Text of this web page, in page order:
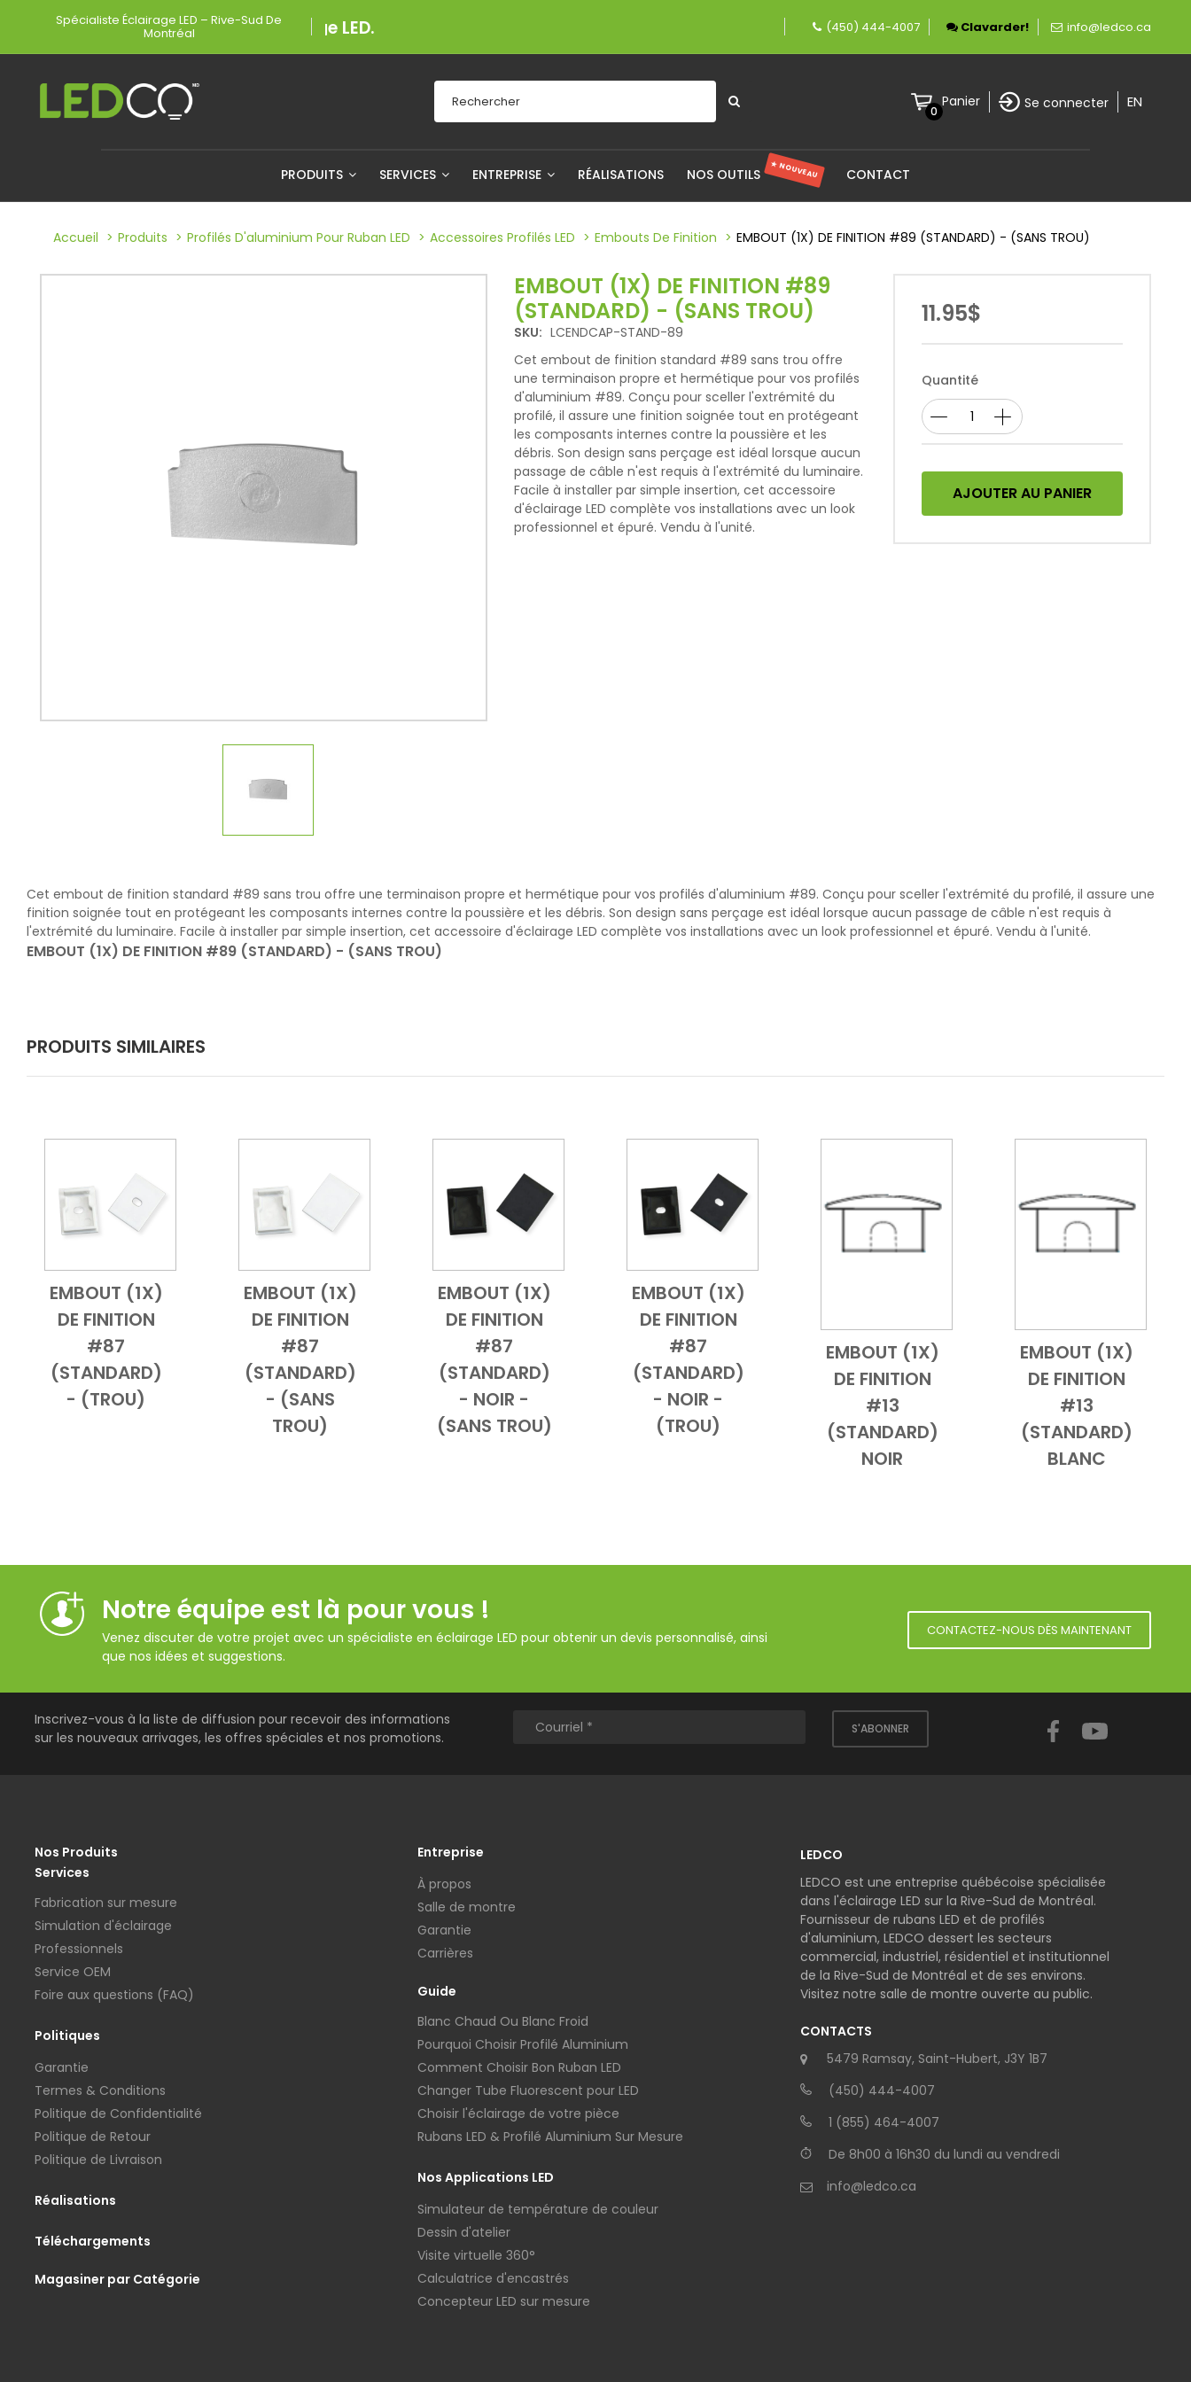
Spécialiste Éclairage LED – Rive-Sud De
Montréal Une entreprise fièrement canadienne spécialisée en
(450) 444-4007 Clavarder! info@ledco.ca
0
Panier Se connecter EN
PRODUITS SERVICES ENTREPRISE RÉALISATIONS NOS OUTILS ★ NOUVEAU CONTACT
Accueil Produits Profilés D'aluminium Pour Ruban LED Accessoires Profilés LED Embouts De Finition EMBOUT (1X) DE FINITION #89 (STANDARD) - (SANS TROU)
EMBOUT (1X) DE FINITION #89
(STANDARD) - (SANS TROU)
SKU: LCENDCAP-STAND-89
Cet embout de finition standard #89 sans trou offre
une terminaison propre et hermétique pour vos profilés
d'aluminium #89. Conçu pour sceller l'extrémité du
profilé, il assure une finition soignée tout en protégeant
les composants internes contre la poussière et les
débris. Son design sans perçage est idéal lorsque aucun
passage de câble n'est requis à l'extrémité du luminaire.
Facile à installer par simple insertion, cet accessoire
d'éclairage LED complète vos installations avec un look
professionnel et épuré. Vendu à l'unité.
11.95$
Quantité
AJOUTER AU PANIER
Cet embout de finition standard #89 sans trou offre une terminaison propre et hermétique pour vos profilés d'aluminium #89. Conçu pour sceller l'extrémité du profilé, il assure une
finition soignée tout en protégeant les composants internes contre la poussière et les débris. Son design sans perçage est idéal lorsque aucun passage de câble n'est requis à
l'extrémité du luminaire. Facile à installer par simple insertion, cet accessoire d'éclairage LED complète vos installations avec un look professionnel et épuré. Vendu à l'unité.
EMBOUT (1X) DE FINITION #89 (STANDARD) - (SANS TROU)
PRODUITS SIMILAIRES
Add to CartVue d'ensemble
EMBOUT (1X)
DE FINITION
#87
(STANDARD)
- (TROU)
Add to CartVue d'ensemble
EMBOUT (1X)
DE FINITION
#87
(STANDARD)
- (SANS
TROU)
Add to CartVue d'ensemble
EMBOUT (1X)
DE FINITION
#87
(STANDARD)
- NOIR -
(SANS TROU)
Add to CartVue d'ensemble
EMBOUT (1X)
DE FINITION
#87
(STANDARD)
- NOIR -
(TROU)
Add to CartVue d'ensemble
EMBOUT (1X)
DE FINITION
#13
(STANDARD)
NOIR
Add to Cart
Vue
EMBOUT (1X)
DE FINITION
#13
(STANDARD)
BLANC
Notre équipe est là pour vous !
Venez discuter de votre projet avec un spécialiste en éclairage LED pour obtenir un devis personnalisé, ainsi
que nos idées et suggestions.
CONTACTEZ-NOUS DÈS MAINTENANT
Inscrivez-vous à la liste de diffusion pour recevoir des informations
sur les nouveaux arrivages, les offres spéciales et nos promotions.
S'ABONNER
Facebook
Nos Produits
Services
Fabrication sur mesure
Simulation d'éclairage
Professionnels
Service OEM
Foire aux questions (FAQ)
Politiques
Garantie
Termes & Conditions
Politique de Confidentialité
Politique de Retour
Politique de Livraison
Réalisations
Téléchargements
Magasiner par Catégorie
Entreprise
À propos
Salle de montre
Garantie
Carrières
Guide
Blanc Chaud Ou Blanc Froid
Pourquoi Choisir Profilé Aluminium
Comment Choisir Bon Ruban LED
Changer Tube Fluorescent pour LED
Choisir l'éclairage de votre pièce
Rubans LED & Profilé Aluminium Sur Mesure
Nos Applications LED
Simulateur de température de couleur
Dessin d'atelier
Visite virtuelle 360°
Calculatrice d'encastrés
Concepteur LED sur mesure
LEDCO
LEDCO est une entreprise québécoise spécialisée
dans l'éclairage LED sur la Rive-Sud de Montréal.
Fournisseur de rubans LED et de profilés
d'aluminium, LEDCO dessert les secteurs
commercial, industriel, résidentiel et institutionnel
de la Rive-Sud de Montréal et de ses environs.
Visitez notre salle de montre ouverte au public.
CONTACTS
5479 Ramsay, Saint-Hubert, J3Y 1B7
(450) 444-4007
1 (855) 464-4007
De 8h00 à 16h30 du lundi au vendredi
info@ledco.ca